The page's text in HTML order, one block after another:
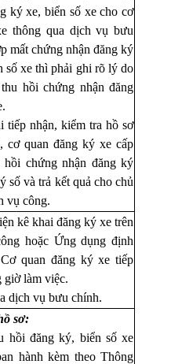
ký xe, biển số xe cho cơ
thông qua dịch vụ bưu
mất chứng nhận đăng ký
số xe thì phải ghi rõ lý do
hồi chứng nhận đăng
tiếp nhận, kiểm tra hồ sơ
cơ quan đăng ký xe cấp
hồi chứng nhận đăng ký
số và trả kết quả cho chủ
vụ công.
kê khai đăng ký xe trên
hoặc Ứng dụng định
quan đăng ký xe tiếp
giờ làm việc.
dịch vụ bưu chính.
sơ:
hồi đăng ký, biển số xe
hành kèm theo Thông